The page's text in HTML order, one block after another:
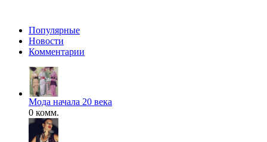
Популярные
Новости
Комментарии
Мода начала 20 века
0 комм.